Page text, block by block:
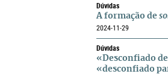
Dúvidas
A formação de
2024-11-29
Dúvidas
«Desconfiado
«desconfiado